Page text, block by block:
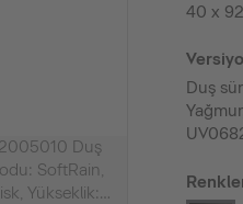
Duş
SoftRain,
Yükseklik:
40 x
Duş